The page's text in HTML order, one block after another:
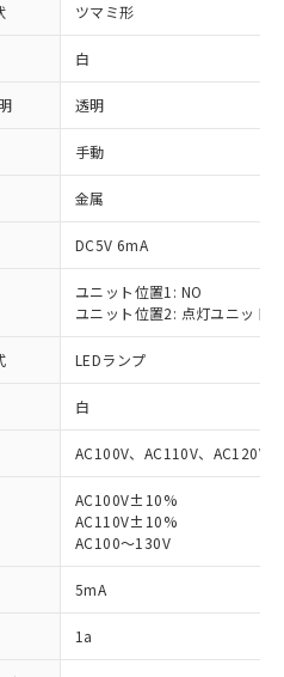
ツマミ形
白
透明
手動
金属
DC5V 6mA
ユニット位置1: NO
ユニット位置2: 点灯ユニット
LEDランプ
白
AC100V、AC110V、AC120V
AC100V±10%
AC110V±10%
AC100～130V
5mA
1a
指令（10物質）の
が提供可能な商品で
令（10物質）の非含
切り替える予定のある